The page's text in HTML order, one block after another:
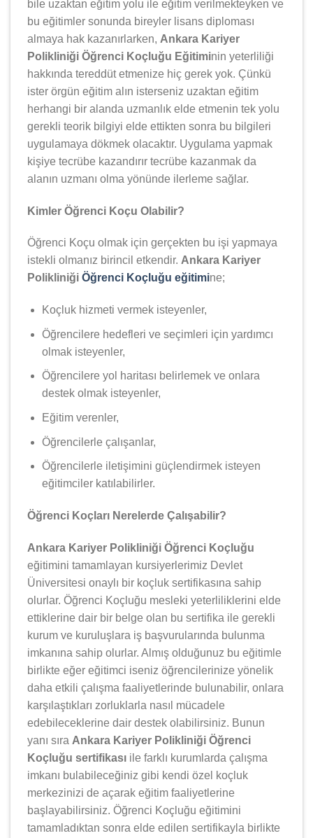
bile uzaktan eğitim yolu ile eğitim verilmekteyken ve
bu eğitimler sonunda bireyler lisans diploması
almaya hak kazanırlarken, Ankara Kariyer
Polikliniği Öğrenci Koçluğu Eğitiminin yeterliliği
hakkında tereddüt etmenize hiç gerek yok. Çünkü
ister örgün eğitim alın isterseniz uzaktan eğitim
herhangi bir alanda uzmanlık elde etmenin tek yolu
gerekli teorik bilgiyi elde ettikten sonra bu bilgileri
uygulamaya dökmek olacaktır. Uygulama yapmak
kişiye tecrübe kazandırır tecrübe kazanmak da
alanın uzmanı olma yönünde ilerleme sağlar.
Kimler Öğrenci Koçu Olabilir?
Öğrenci Koçu olmak için gerçekten bu işi yapmaya
istekli olmanız birincil etkendir. Ankara Kariyer
Polikliniği Öğrenci Koçluğu eğitimine;
Koçluk hizmeti vermek isteyenler,
Öğrencilere hedefleri ve seçimleri için yardımcı
olmak isteyenler,
Öğrencilere yol haritası belirlemek ve onlara
destek olmak isteyenler,
Eğitim verenler,
Öğrencilerle çalışanlar,
Öğrencilerle iletişimini güçlendirmek isteyen
eğitimciler katılabilirler.
Öğrenci Koçları Nerelerde Çalışabilir?
Ankara Kariyer Polikliniği Öğrenci Koçluğu
eğitimini tamamlayan kursiyerlerimiz Devlet
Üniversitesi onaylı bir koçluk sertifikasına sahip
olurlar. Öğrenci Koçluğu mesleki yeterliliklerini elde
ettiklerine dair bir belge olan bu sertifika ile gerekli
kurum ve kuruluşlara iş başvurularında bulunma
imkanına sahip olurlar. Almış olduğunuz bu eğitimle
birlikte eğer eğitimci iseniz öğrencilerinize yönelik
daha etkili çalışma faaliyetlerinde bulunabilir, onlara
karşılaştıkları zorluklarla nasıl mücadele
edebileceklerine dair destek olabilirsiniz. Bunun
yanı sıra Ankara Kariyer Polikliniği Öğrenci
Koçluğu sertifikası ile farklı kurumlarda çalışma
imkanı bulabileceğiniz gibi kendi özel koçluk
merkezinizi de açarak eğitim faaliyetlerine
başlayabilirsiniz. Öğrenci Koçluğu eğitimini
tamamladıktan sonra elde edilen sertifikayla birlikte